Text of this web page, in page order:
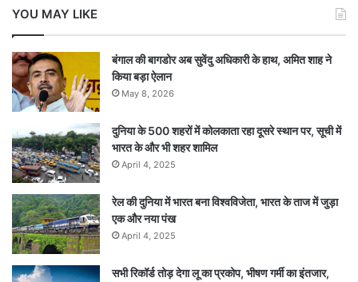
YOU MAY LIKE
बंगाल की बागडोर अब सुवेंदु अधिकारी के हाथ, अमित शाह ने
किया बड़ा ऐलान
May 8, 2026
दुनिया के 500 शहरों में कोलकाता रहा दूसरे स्थान पर, सूची में
भारत के और भी शहर शामिल
April 4, 2025
रेल की दुनिया में भारत बना विश्वविजेता, भारत के ताज में जुड़ा
एक और नया पंख
April 4, 2025
सभी रिकॉर्ड तोड़ देगा लू का प्रकोप, भीषण गर्मी का इंतजार,